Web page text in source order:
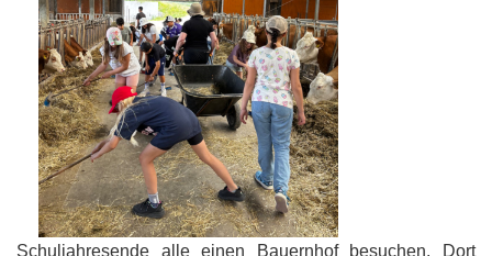
Schuljahresende alle einen Bauernhof besuchen. Dort